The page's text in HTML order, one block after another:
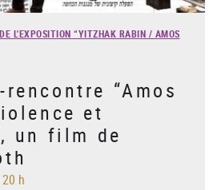
L'EXPOSITION “YITZHAK RABIN / AMOS
“Amos
et
un film de
h